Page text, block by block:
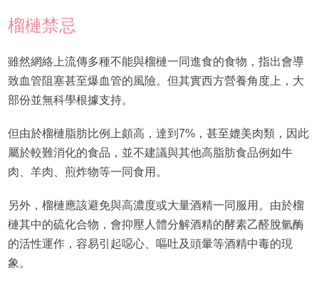
榴槤禁忌
雖然網絡上流傳多種不能與榴槤一同進食的食物，指出會導
致血管阻塞甚至爆血管的風險。但其實西方營養角度上，大
部份並無科學根據支持。
但由於榴槤脂肪比例上頗高，達到7%，甚至媲美肉類，因此
屬於較難消化的食品，並不建議與其他高脂肪食品例如牛
肉、羊肉、煎炸物等一同食用。
另外，榴槤應該避免與高濃度或大量酒精一同服用。由於榴
槤其中的硫化合物，會抑壓人體分解酒精的酵素乙醛脫氫酶
的活性運作，容易引起噁心、嘔吐及頭暈等酒精中毒的現
象。